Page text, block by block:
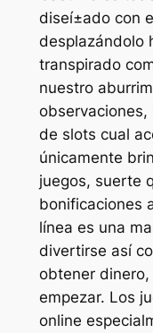
diseí±ado con
desplazándolo
transpirado
nuestro
observaciones,
de slots cual
únicamente
juegos, suerte
bonificaciones
línea es una
divertirse así­
obtener dinero,
empezar. Los
online